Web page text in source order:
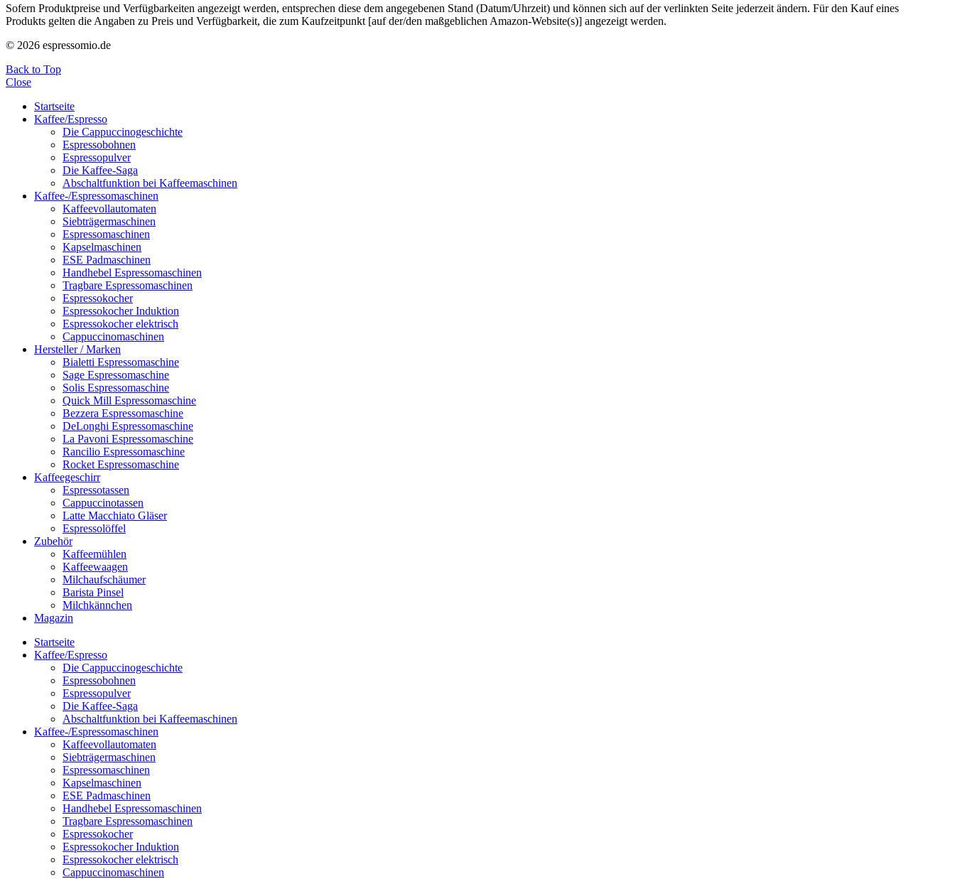
Sofern Produktpreise und Verfügbarkeiten angezeigt werden, entsprechen diese dem angegebenen Stand (Datum/Uhrzeit) und können sich auf der verlinkten Seite jederzeit ändern. Für den Kauf eines
Produkts gelten die Angaben zu Preis und Verfügbarkeit, die zum Kaufzeitpunkt [auf der/den maßgeblichen Amazon-Website(s)] angezeigt werden.
© 2026 espressomio.de
Back to Top
Close
Startseite
Kaffee/Espresso
Die Cappuccinogeschichte
Espressobohnen
Espressopulver
Die Kaffee-Saga
Abschaltfunktion bei Kaffeemaschinen
Kaffee-/Espressomaschinen
Kaffeevollautomaten
Siebträgermaschinen
Espressomaschinen
Kapselmaschinen
ESE Padmaschinen
Handhebel Espressomaschinen
Tragbare Espressomaschinen
Espressokocher
Espressokocher Induktion
Espressokocher elektrisch
Cappuccinomaschinen
Hersteller / Marken
Bialetti Espressomaschine
Sage Espressomaschine
Solis Espressomaschine
Quick Mill Espressomaschine
Bezzera Espressomaschine
DeLonghi Espressomaschine
La Pavoni Espressomaschine
Rancilio Espressomaschine
Rocket Espressomaschine
Kaffeegeschirr
Espressotassen
Cappuccinotassen
Latte Macchiato Gläser
Espressolöffel
Zubehör
Kaffeemühlen
Kaffeewaagen
Milchaufschäumer
Barista Pinsel
Milchkännchen
Magazin
Startseite
Kaffee/Espresso
Die Cappuccinogeschichte
Espressobohnen
Espressopulver
Die Kaffee-Saga
Abschaltfunktion bei Kaffeemaschinen
Kaffee-/Espressomaschinen
Kaffeevollautomaten
Siebträgermaschinen
Espressomaschinen
Kapselmaschinen
ESE Padmaschinen
Handhebel Espressomaschinen
Tragbare Espressomaschinen
Espressokocher
Espressokocher Induktion
Espressokocher elektrisch
Cappuccinomaschinen